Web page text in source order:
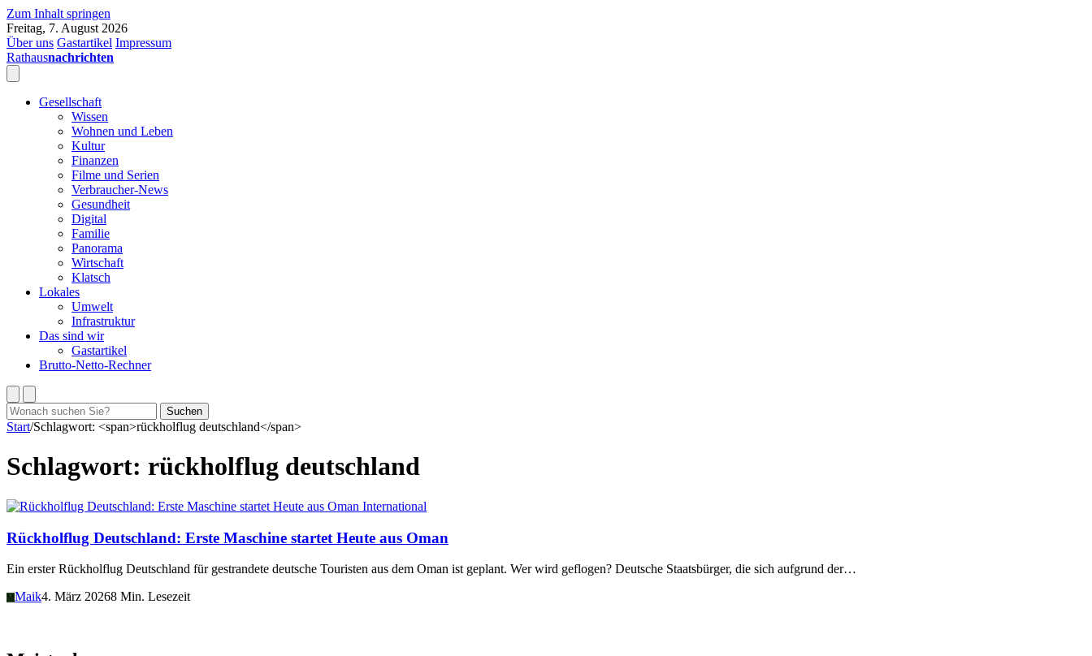
Zum Inhalt springen
Freitag, 7. August 2026
Über uns Gastartikel Impressum
Rathausnachrichten
Gesellschaft
Wissen
Wohnen und Leben
Kultur
Finanzen
Filme und Serien
Verbraucher-News
Gesundheit
Digital
Familie
Panorama
Wirtschaft
Klatsch
Lokales
Umwelt
Infrastruktur
Das sind wir
Gastartikel
Brutto-Netto-Rechner
Suchen
nach:
Suchen
Start/Schlagwort: <span>rückholflug deutschland</span>
Schlagwort: rückholflug deutschland
International
Rückholflug Deutschland: Erste Maschine startet Heute aus Oman
Ein erster Rückholflug Deutschland für gestrandete deutsche Touristen aus dem Oman ist geplant. Wer wird geflogen? Deutsche Staatsbürger, die sich aufgrund der…
M Maik4. März 20268 Min. Lesezeit